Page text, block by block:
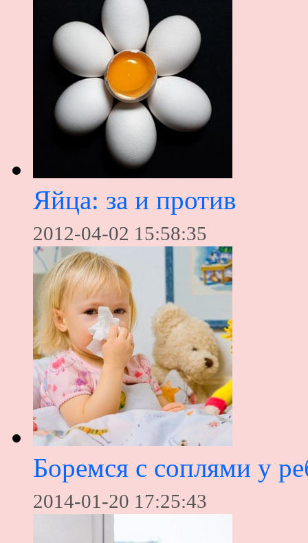
Яйца: за и против
2012-04-02 15:58:35
Боремся с соплями у
2014-01-20 17:25:43